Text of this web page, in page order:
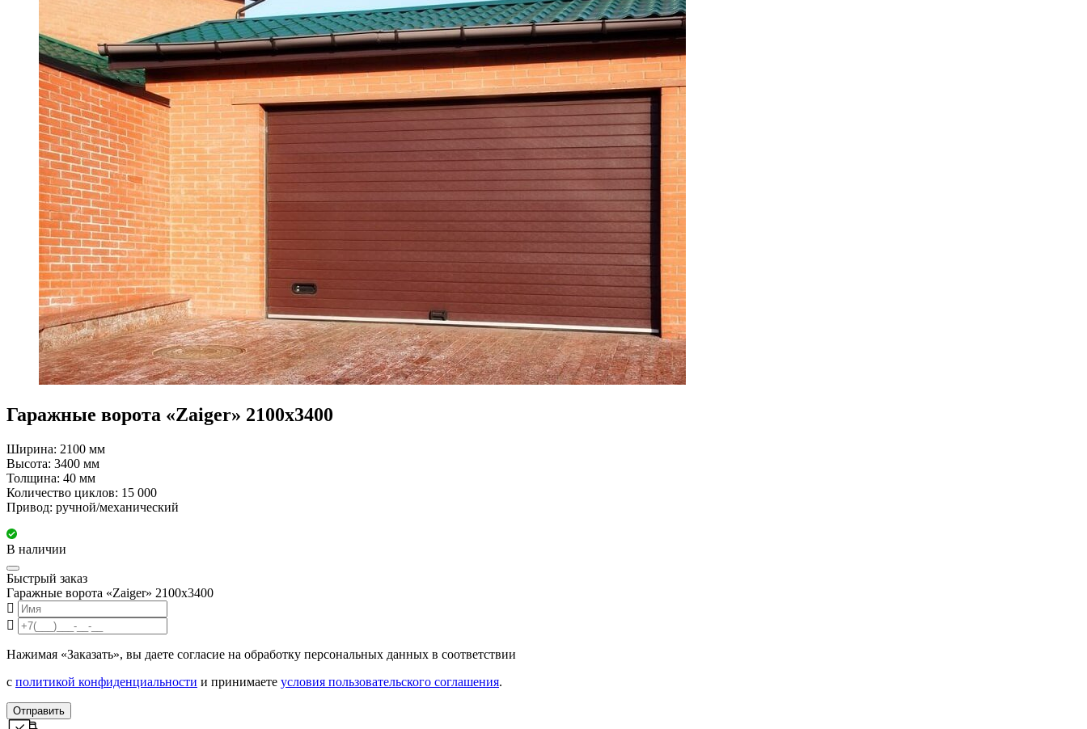
Гаражные ворота «Zaiger» 2100x3400
Ширина: 2100 мм
Высота: 3400 мм
Толщина: 40 мм
Количество циклов: 15 000
Привод: ручной/механический
В наличии
Быстрый заказ
Гаражные ворота «Zaiger» 2100x3400
Нажимая «Заказать», вы даете согласие на обработку персональных данных в соответствии
с политикой конфиденциальности и принимаете условия пользовательского соглашения.
Отправить